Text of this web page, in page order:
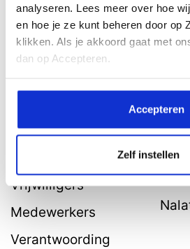
analyseren. Lees meer over hoe
en hoe je ze kunt beheren door op
klikken. Als je akkoord gaat met
dan op Accepteren.
Accepteren
Zelf instellen
Vragen en antwoorden
Downloads
Doelstelling
Vrijwilligers
Medewerkers
Verantwoording
Lid